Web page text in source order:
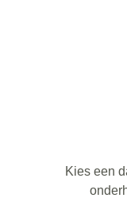
Kies een